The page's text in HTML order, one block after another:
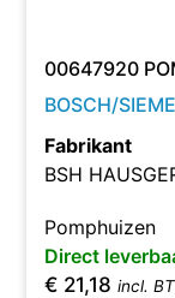
00647920
BOSCH/
Fabrikant
BSH
Pomphuizen
Direct
€ 21,18 incl.